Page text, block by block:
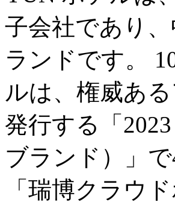
子会社であり
ランドです。
ルは、権威あ
発行する「
ブランド）」
「瑞博クラウ